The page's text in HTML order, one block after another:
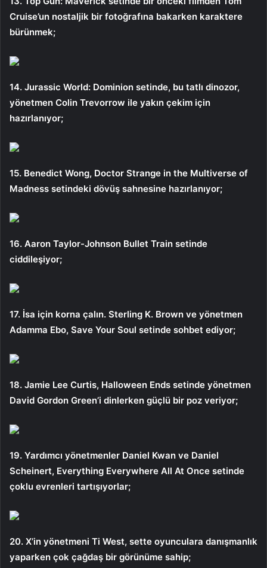
Cruise’un nostaljik bir fotoğrafına bakarken karaktere
bürünmek;
14. Jurassic World: Dominion setinde, bu tatlı dinozor,
yönetmen Colin Trevorrow ile yakın çekim için
hazırlanıyor;
15. Benedict Wong, Doctor Strange in the Multiverse of
Madness setindeki dövüş sahnesine hazırlanıyor;
16. Aaron Taylor-Johnson Bullet Train setinde
ciddileşiyor;
17. İsa için korna çalın. Sterling K. Brown ve yönetmen
Adamma Ebo, Save Your Soul setinde sohbet ediyor;
18. Jamie Lee Curtis, Halloween Ends setinde yönetmen
David Gordon Green’i dinlerken güçlü bir poz veriyor;
19. Yardımcı yönetmenler Daniel Kwan ve Daniel
Scheinert, Everything Everywhere All At Once setinde
çoklu evrenleri tartışıyorlar;
20. X’in yönetmeni Ti West, sette oyunculara danışmanlık
yaparken çok çağdaş bir görünüme sahip;